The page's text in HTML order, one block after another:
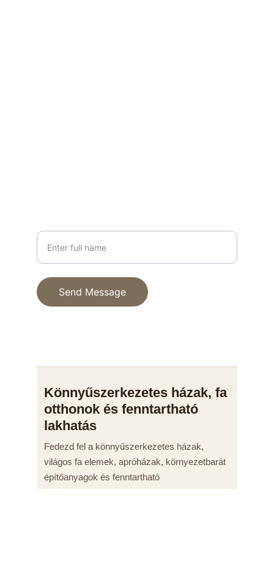
Send Message